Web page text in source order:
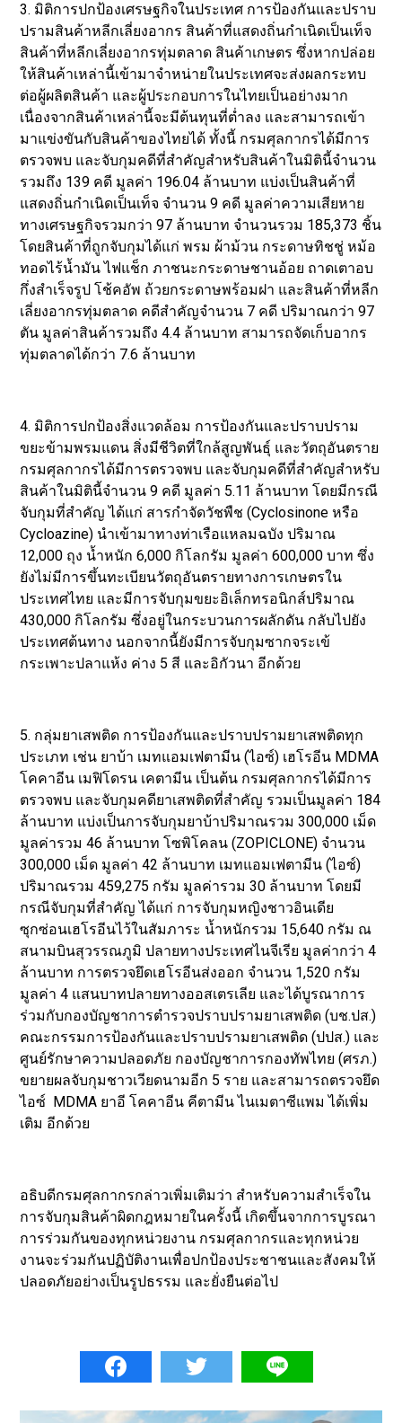
3. มิติการปกป้องเศรษฐกิจในประเทศ การป้องกันและปราบ
ปรามสินค้าหลีกเลี่ยงอากร สินค้าที่แสดงถิ่นกำเนิดเป็นเท็จ
สินค้าที่หลีกเลี่ยงอากรทุ่มตลาด สินค้าเกษตร ซึ่งหากปล่อย
ให้สินค้าเหล่านี้เข้ามาจำหน่ายในประเทศจะส่งผลกระทบ
ต่อผู้ผลิตสินค้า และผู้ประกอบการในไทยเป็นอย่างมาก
เนื่องจากสินค้าเหล่านี้จะมีต้นทุนที่ต่ำลง และสามารถเข้า
มาแข่งขันกับสินค้าของไทยได้ ทั้งนี้ กรมศุลกากรได้มีการ
ตรวจพบ และจับกุมคดีที่สำคัญสำหรับสินค้าในมิตินี้จำนวน
รวมถึง 139 คดี มูลค่า 196.04 ล้านบาท แบ่งเป็นสินค้าที่
แสดงถิ่นกำเนิดเป็นเท็จ จำนวน 9 คดี มูลค่าความเสียหาย
ทางเศรษฐกิจรวมกว่า 97 ล้านบาท จำนวนรวม 185,373 ชิ้น
โดยสินค้าที่ถูกจับกุมได้แก่ พรม ผ้าม้วน กระดาษทิชชู่ หม้อ
ทอดไร้น้ำมัน ไฟแช็ก ภาชนะกระดาษชานอ้อย ถาดเตาอบ
กึ่งสำเร็จรูป โช้คอัพ ถ้วยกระดาษพร้อมฝา และสินค้าที่หลีก
เลี่ยงอากรทุ่มตลาด คดีสำคัญจำนวน 7 คดี ปริมาณกว่า 97
ตัน มูลค่าสินค้ารวมถึง 4.4 ล้านบาท สามารถจัดเก็บอากร
ทุ่มตลาดได้กว่า 7.6 ล้านบาท
4. มิติการปกป้องสิ่งแวดล้อม การป้องกันและปราบปราม
ขยะข้ามพรมแดน สิ่งมีชีวิตที่ใกล้สูญพันธุ์ และวัตถุอันตราย
กรมศุลกากรได้มีการตรวจพบ และจับกุมคดีที่สำคัญสำหรับ
สินค้าในมิตินี้จำนวน 9 คดี มูลค่า 5.11 ล้านบาท โดยมีกรณี
จับกุมที่สำคัญ ได้แก่ สารกำจัดวัชพืช (Cyclosinone หรือ
Cycloazine) นำเข้ามาทางท่าเรือแหลมฉบัง ปริมาณ
12,000 ถุง น้ำหนัก 6,000 กิโลกรัม มูลค่า 600,000 บาท ซึ่ง
ยังไม่มีการขึ้นทะเบียนวัตถุอันตรายทางการเกษตรใน
ประเทศไทย และมีการจับกุมขยะอิเล็กทรอนิกส์ปริมาณ
430,000 กิโลกรัม ซึ่งอยู่ในกระบวนการผลักดัน กลับไปยัง
ประเทศต้นทาง นอกจากนี้ยังมีการจับกุมซากจระเข้
กระเพาะปลาแห้ง ค่าง 5 สี และอิกัวนา อีกด้วย
5. กลุ่มยาเสพติด การป้องกันและปราบปรามยาเสพติดทุก
ประเภท เช่น ยาบ้า เมทแอมเฟตามีน (ไอซ์) เฮโรอีน MDMA
โคคาอีน เมฟิโดรน เคตามีน เป็นต้น กรมศุลกากรได้มีการ
ตรวจพบ และจับกุมคดียาเสพติดที่สำคัญ รวมเป็นมูลค่า 184
ล้านบาท แบ่งเป็นการจับกุมยาบ้าปริมาณรวม 300,000 เม็ด
มูลค่ารวม 46 ล้านบาท โซพิโคลน (ZOPICLONE) จำนวน
300,000 เม็ด มูลค่า 42 ล้านบาท เมทแอมเฟตามีน (ไอซ์)
ปริมาณรวม 459,275 กรัม มูลค่ารวม 30 ล้านบาท โดยมี
กรณีจับกุมที่สำคัญ ได้แก่ การจับกุมหญิงชาวอินเดีย
ซุกซ่อนเฮโรอีนไว้ในสัมภาระ น้ำหนักรวม 15,640 กรัม ณ
สนามบินสุวรรณภูมิ ปลายทางประเทศไนจีเรีย มูลค่ากว่า 4
ล้านบาท การตรวจยึดเฮโรอีนส่งออก จำนวน 1,520 กรัม
มูลค่า 4 แสนบาทปลายทางออสเตรเลีย และได้บูรณาการ
ร่วมกับกองบัญชาการตำรวจปราบปรามยาเสพติด (บช.ปส.)
คณะกรรมการป้องกันและปราบปรามยาเสพติด (ปปส.) และ
ศูนย์รักษาความปลอดภัย กองบัญชาการกองทัพไทย (ศรภ.)
ขยายผลจับกุมชาวเวียดนามอีก 5 ราย และสามารถตรวจยึด
ไอซ์ MDMA ยาอี โคคาอีน คีตามีน ไนเมตาซีแพม ได้เพิ่ม
เติม อีกด้วย
อธิบดีกรมศุลกากรกล่าวเพิ่มเติมว่า สำหรับความสำเร็จใน
การจับกุมสินค้าผิดกฎหมายในครั้งนี้ เกิดขึ้นจากการบูรณา
การร่วมกันของทุกหน่วยงาน กรมศุลกากรและทุกหน่วย
งานจะร่วมกันปฏิบัติงานเพื่อปกป้องประชาชนและสังคมให้
ปลอดภัยอย่างเป็นรูปธรรม และยั่งยืนต่อไป